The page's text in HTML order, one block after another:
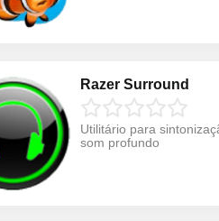
Razer Surround
Utilitário para
som profundo